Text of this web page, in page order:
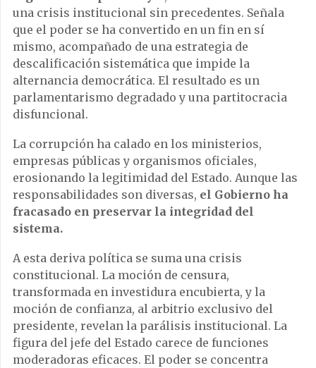
una crisis institucional sin precedentes. Señala
que el poder se ha convertido en un fin en sí
mismo, acompañado de una estrategia de
descalificación sistemática que impide la
alternancia democrática. El resultado es un
parlamentarismo degradado y una partitocracia
disfuncional.
La corrupción ha calado en los ministerios,
empresas públicas y organismos oficiales,
erosionando la legitimidad del Estado. Aunque las
responsabilidades son diversas, el Gobierno ha
fracasado en preservar la integridad del
sistema.
A esta deriva política se suma una crisis
constitucional. La moción de censura,
transformada en investidura encubierta, y la
moción de confianza, al arbitrio exclusivo del
presidente, revelan la parálisis institucional. La
figura del jefe del Estado carece de funciones
moderadoras eficaces. El poder se concentra